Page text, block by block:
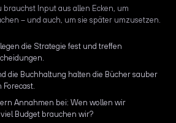
brauchst Input aus allen Ecken, um
– und auch, um sie später umzusetzen.
die Strategie fest und treffen
die Buchhaltung halten die Bücher sauber
Annahmen bei: Wen wollen wir
Budget brauchen wir?